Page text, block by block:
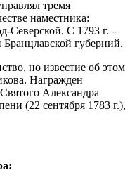
тремя
наместника:
Северской. С 1793 г.–
губерний.
но известие об этом
Награжден
Александра
(22 сентября 1783 г.),